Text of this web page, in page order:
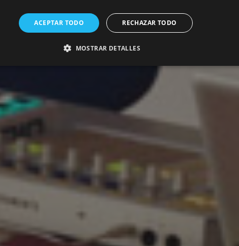
ACEPTAR TODO RECHAZAR TODO
MOSTRAR DETALLES